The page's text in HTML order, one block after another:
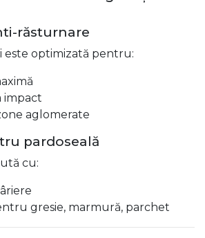
răsturnare
este optimizată pentru:
impact
aglomerate
pardoseală
cu:
gresie, marmură, parchet